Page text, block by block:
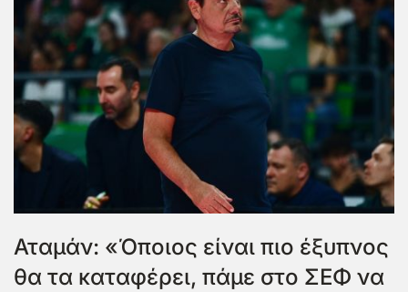
Αταμάν: «Όποιος είναι πιο έξυπνος
θα τα καταφέρει, πάμε στο ΣΕΦ να